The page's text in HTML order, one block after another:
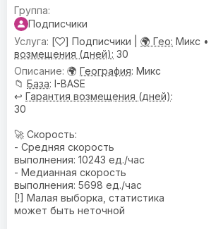
Подписчики
[
] Подписчики | 🌍 Гео: Микс •
возмещения (дней): 30
🌍 География: Микс
📁 База: I-BASE
↩️ Гарантия возмещения (дней):
30
🚀 Скорость:
- Средняя скорость
выполнения: 10243 ед./час
- Медианная скорость
выполнения: 5698 ед./час
[!] Малая выборка, статистика
может быть неточной